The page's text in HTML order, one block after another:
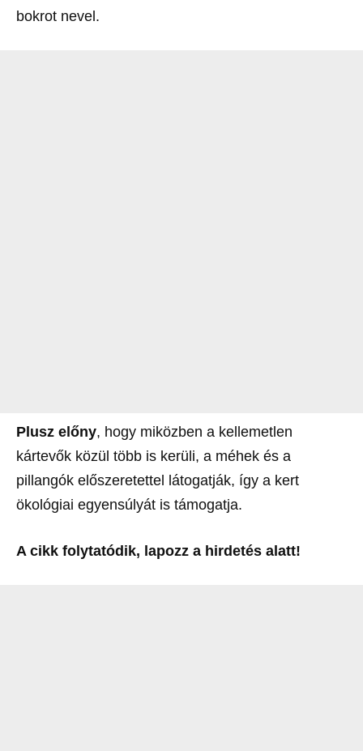
bokrot nevel.
Plusz előny, hogy miközben a kellemetlen
kártevők közül több is kerüli, a méhek és a
pillangók előszeretettel látogatják, így a kert
ökológiai egyensúlyát is támogatja.
A cikk folytatódik, lapozz a hirdetés alatt!